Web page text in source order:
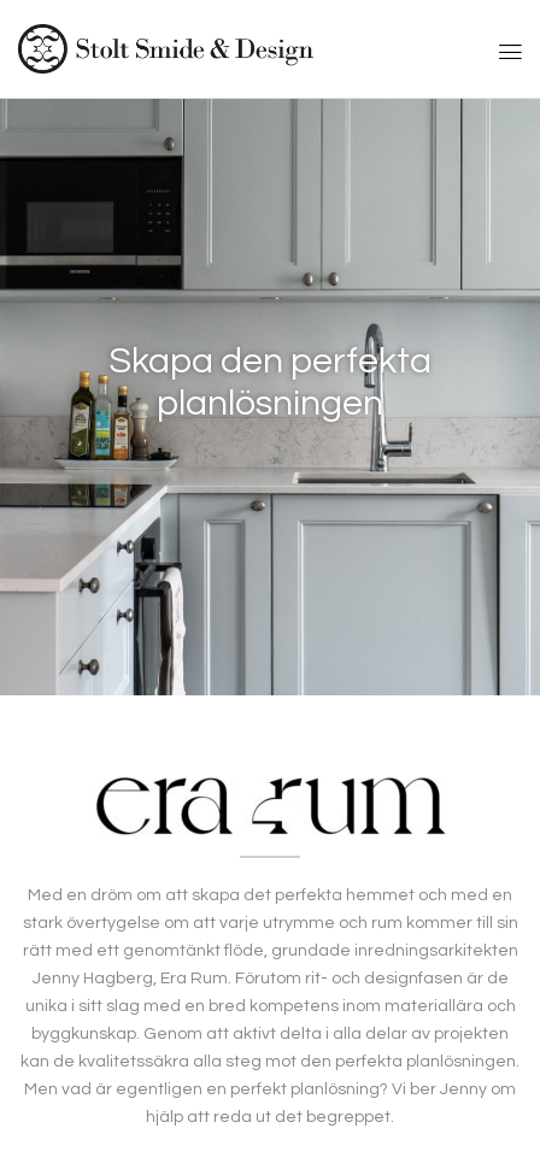
Skapa den perfekta
planlösningen
Med en dröm om att skapa det perfekta hemmet och med en
stark övertygelse om att varje utrymme och rum kommer till sin
rätt med ett genomtänkt flöde, grundade inredningsarkitekten
Jenny Hagberg, Era Rum. Förutom rit- och designfasen är de
unika i sitt slag med en bred kompetens inom materiallära och
byggkunskap. Genom att aktivt delta i alla delar av projekten
kan de kvalitetssäkra alla steg mot den perfekta planlösningen.
Men vad är egentligen en perfekt planlösning? Vi ber Jenny om
hjälp att reda ut det begreppet.